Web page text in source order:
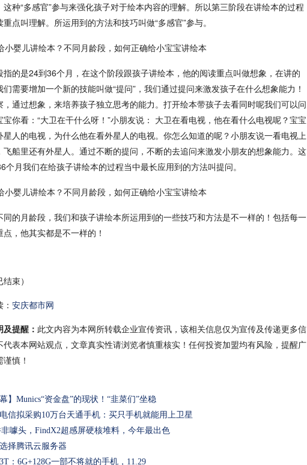
这种“多感官”参与来强化孩子对于绘本内容的理解。所以第三阶段在讲绘本的过程
点叫理解。所运用到的方法和技巧叫做“多感官”参与。
指的是24到36个月，在这个阶段跟孩子讲绘本，他的阅读重点叫做想象，在讲的
需要增加一个新的技能叫做“提问”，我们通过提问来激发孩子在什么想象能力！
，通过想象，来培养孩子独立思考的能力。打开绘本带孩子去看同时呢我们可以问
宝你看：“大卫在干什么呀！”小朋友说： 大卫在看电视，他在看什么电视呢？宝宝
星人的电视，为什么他在看外星人的电视。你怎么知道的呢？小朋友说一看电视上
飞船里还有外星人。通过不断的提问，不断的去追问来激发小朋友的想象能力。这
个月我们在给孩子讲绘本的过程当中最长应用到的方法叫提问。
同的月龄段，我们和孩子讲绘本所运用到的一些技巧和方法是不一样的！包括每一
，他其实都是不一样的！
结束）
安庆都市网
及提醒： 此文内容为本网所转载企业宣传资讯，该相关信息仅为宣传及传递更多信
代表本网站观点，文章真实性请浏览者慎重核实！任何投资加盟均有风险，提醒广
慎！
幕】Munics“资金盘”的现状！“韭菜们”坐稳
信拟采购10万台天通手机：买只手机就能用上卫星
噱头，FindX2超感屏硬核堆料，今年最出色
择腾讯云服务器
：6G+128G一部不将就的手机，11.29